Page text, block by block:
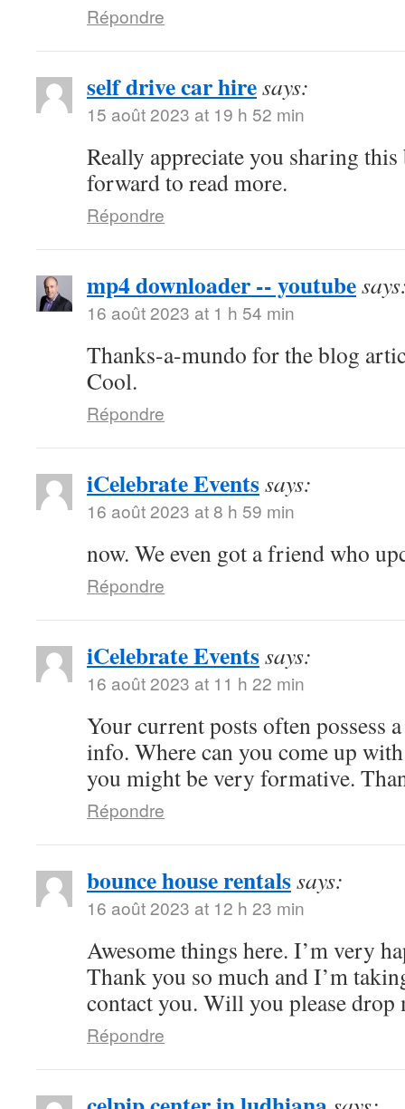
Répondre
self drive car hiresays:
15 août 2023 at 19 h 52 min
Really appreciate you sharing
forward to read more.
Répondre
mp4 downloader -- youtube
16 août 2023 at 1 h 54 min
Thanks-a-mundo for the blog
Cool.
Répondre
iCelebrate Eventssays:
16 août 2023 at 8 h 59 min
now. We even got a friend who
Répondre
iCelebrate Eventssays:
16 août 2023 at 11 h 22 min
Your current posts often possess
info. Where can you come up
you might be very formative.
Répondre
bounce house rentalssays:
16 août 2023 at 12 h 23 min
Awesome things here. I’m very
Thank you so much and I’m
contact you. Will you please drop
Répondre